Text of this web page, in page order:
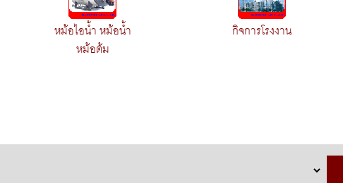
หม้อไอน้ำ หม้อน้ำ
หม้อต้ม
กิจการโรงงาน